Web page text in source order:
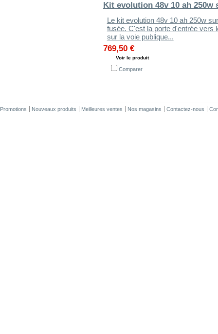
Kit evolution 48v 10 ah 250w
Le kit evolution 48v 10 ah 250w
fusée. C'est la porte d'entrée vers
sur la voie publique...
769,50 €
Voir le produit
Comparer
Promotions Nouveaux produits Meilleures ventes Nos magasins Contactez-nous